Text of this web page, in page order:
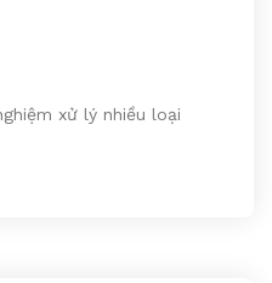
xử lý nhiều loại